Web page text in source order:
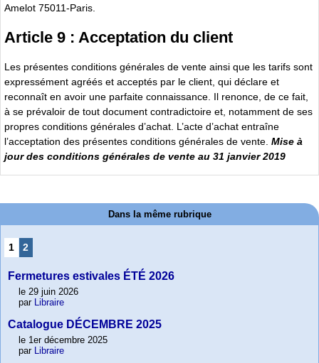
Amelot 75011-Paris.
Article 9 : Acceptation du client
Les présentes conditions générales de vente ainsi que les tarifs sont
expressément agréés et acceptés par le client, qui déclare et
reconnaît en avoir une parfaite connaissance. Il renonce, de ce fait,
à se prévaloir de tout document contradictoire et, notamment de ses
propres conditions générales d’achat. L’acte d’achat entraîne
l’acceptation des présentes conditions générales de vente. Mise à
jour des conditions générales de vente au 31 janvier 2019
Dans la même rubrique
1 2
Fermetures estivales ÉTÉ 2026
le 29 juin 2026
par
Libraire
Catalogue DÉCEMBRE 2025
le 1er décembre 2025
par
Libraire